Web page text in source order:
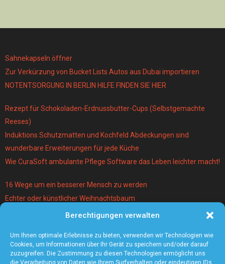
Berechtigungen verwalten
Um Ihnen optimale Erlebnisse zu bieten, verwenden wir Technologien wie
Cookies, um Informationen über Ihr Gerät zu speichern und/oder darauf
zuzugreifen. Die Zustimmung zu diesen Technologien ermöglicht uns
die Verarbeitung von Daten wie Ihrem Surfverhalten oder eindeutigen IDs
Sahnekapseln öffner
Zur Verkürzung von Bucket Lists Autos aus Dubai importieren
NOTENTSORGUNG IN BERLIN HILFE FINDEN SIE HIER
Rezept für Schokoladen-Erdnussbutter-Cups (Selbstgemachte
Reeses)
Induktions Schutzmatten und Kochfeld Abdeckungen sind
wunderbare Erweiterungen für jede Küche
Wie CuraSoft ambulante Pflege Software das Leben leichter macht!
16 Wege um ein besserer Mensch zu werden
Echter oder künstlicher Weihnachtsbaum
Warum lohnt es sich einen Magier und Mentalist zu buchen?
Die 5 angesagtesten Schmuck-Trends 2021